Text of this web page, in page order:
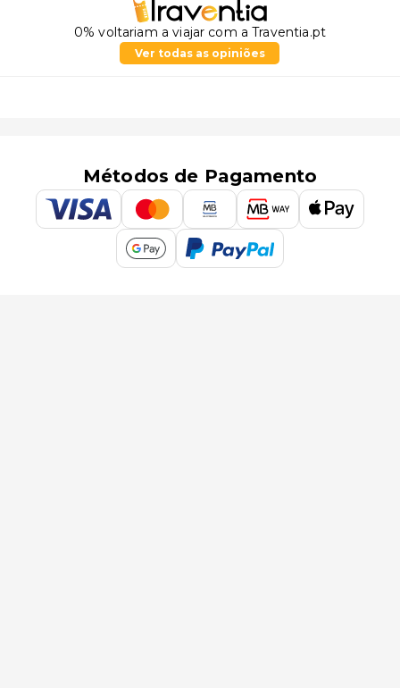
0% voltariam a viajar com a Traventia.pt
Ver todas as opiniões
Métodos de Pagamento